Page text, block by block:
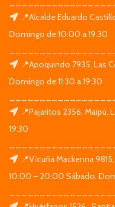
📍Alcalde Eduardo
Domingo de 10:00 a 19:30
📍Apoquindo 7935, Las
Domingo de 11:30 a 19:30
📍Pajaritos 2356, Maipú.
19:30
📍Vicuña Mackenna
10:00 – 20:00 Sábado,